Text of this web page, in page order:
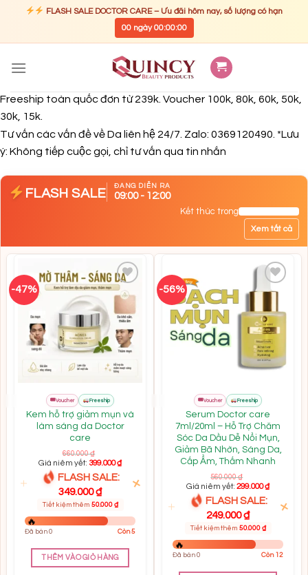
FLASH SALE DOCTOR CARE – Ưu đãi hôm nay, số lượng có hạn
00ngày00:00:00
Freeship toàn quốc đơn từ 239k. Voucher 100k, 80k, 60k, 50k,
30k, 15k.
Tư vấn các vấn đề về Da liên hệ 24/7. Zalo: 0369120490. *Lưu
ý: Không tiếp cuộc gọi, chỉ tư vấn qua tin nhắn
FLASH SALE
ĐANG DIỄN RA
09:00 - 12:00
Kết thúc trong
Xem tất cả
-47%
Add to
wishlist
FLASH
SALE
🎟Voucher Freeship
Kem hỗ trợ giảm mụn và
làm sáng da Doctor
care
660.000₫
Giá niêm yết: 399.000₫
FLASH SALE:
349.000₫
Tiết kiệm thêm 50.000 ₫
Đã bán 0 Còn 5
THÊM VÀO GIỎ HÀNG
-56%
Add to
wishlist
FLASH
SALE
🎟Voucher Freeship
Serum Doctor care
7ml/20ml – Hỗ Trợ Chăm
Sóc Da Dầu Dễ Nổi Mụn,
Giảm Bã Nhờn, Sáng Da,
Cấp Ẩm, Thấm Nhanh
560.000₫
Giá niêm yết: 299.000₫
FLASH SALE:
249.000₫
Tiết kiệm thêm 50.000 ₫
Đã bán 0 Còn 12